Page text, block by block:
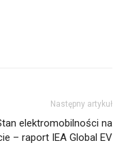
Następny artykuł
elektromobilności na
– raport IEA Global EV